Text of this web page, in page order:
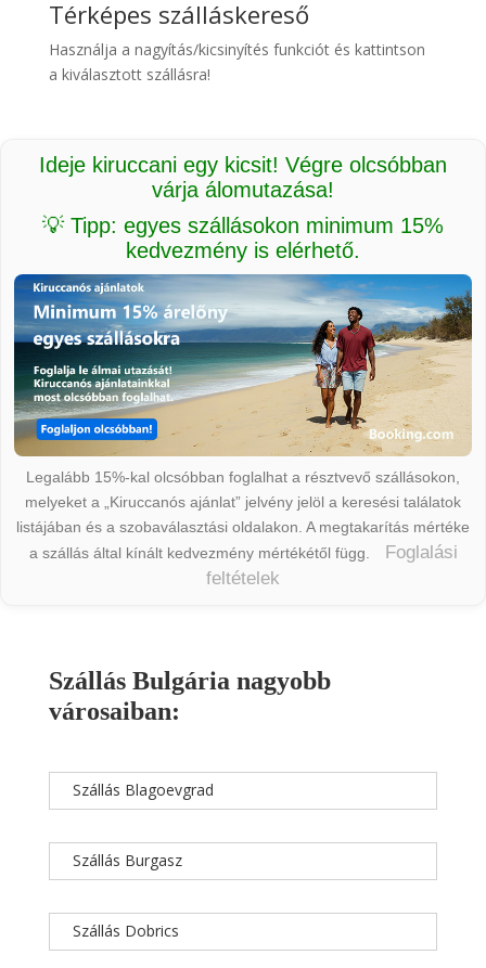
Térképes szálláskereső
Használja a nagyítás/kicsinyítés funkciót és kattintson
a kiválasztott szállásra!
Ideje kiruccani egy kicsit! Végre olcsóbban
várja álomutazása!
💡 Tipp: egyes szállásokon minimum 15%
kedvezmény is elérhető.
Legalább 15%-kal olcsóbban foglalhat a résztvevő szállásokon,
melyeket a „Kiruccanós ajánlat” jelvény jelöl a keresési találatok
listájában és a szobaválasztási oldalakon. A megtakarítás mértéke
a szállás által kínált kedvezmény mértékétől függ.
Foglalási
feltételek
Szállás Bulgária nagyobb
városaiban:
Szállás Blagoevgrad
Szállás Burgasz
Szállás Dobrics